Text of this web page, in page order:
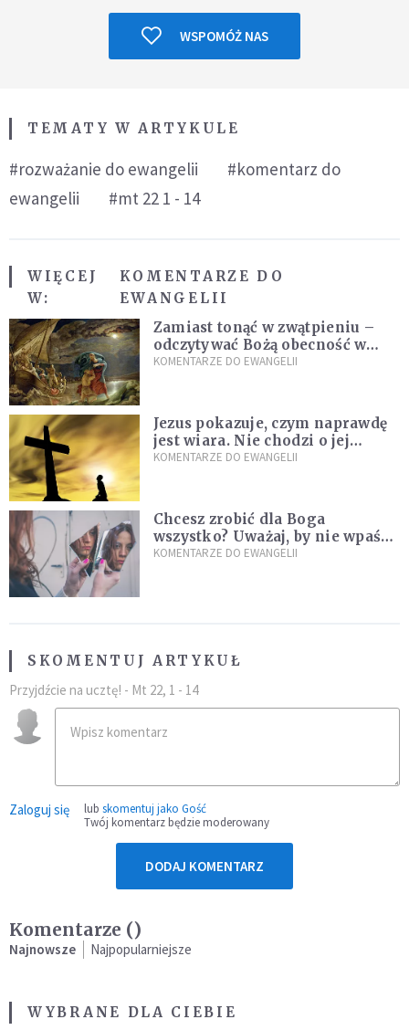
WSPOMÓŻ NAS
TEMATY W ARTYKULE
#rozważanie do ewangelii
#komentarz do
ewangelii
#mt 22 1 - 14
WIĘCEJ
W:
KOMENTARZE DO
EWANGELII
Zamiast tonąć w zwątpieniu –
odczytywać Bożą obecność w
burzach codziennego życia
KOMENTARZE DO EWANGELII
Jezus pokazuje, czym naprawdę
jest wiara. Nie chodzi o jej
wielkość
KOMENTARZE DO EWANGELII
Chcesz zrobić dla Boga
wszystko? Uważaj, by nie wpaść
w groźną pułapkę
KOMENTARZE DO EWANGELII
SKOMENTUJ ARTYKUŁ
Przyjdźcie na ucztę! - Mt 22, 1 - 14
Zaloguj się lub skomentuj jako Gość
Twój komentarz będzie moderowany
DODAJ KOMENTARZ
Komentarze ()
Najnowsze Najpopularniejsze
WYBRANE DLA CIEBIE